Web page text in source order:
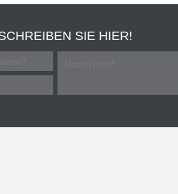
SIE HIER!